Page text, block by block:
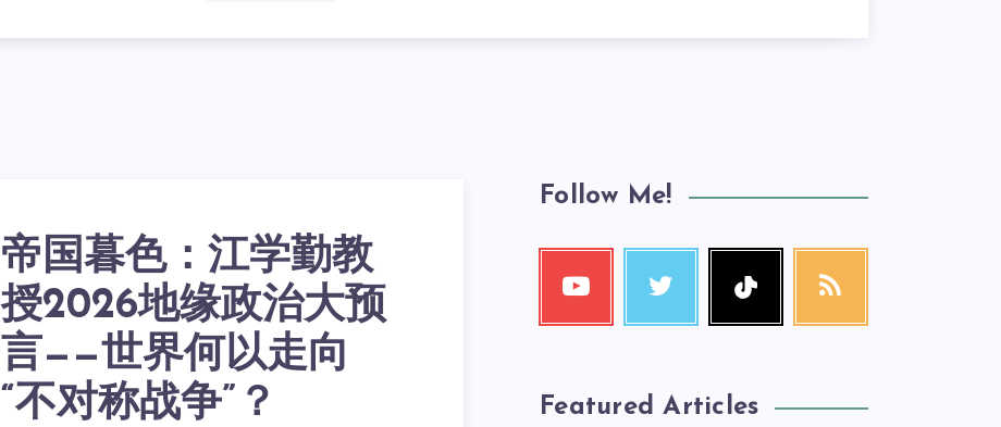
帝国暮色：江学勤教
授2026地缘政治大预
言——世界何以走向
“不对称战争”？
Follow Me!
Featured Articles